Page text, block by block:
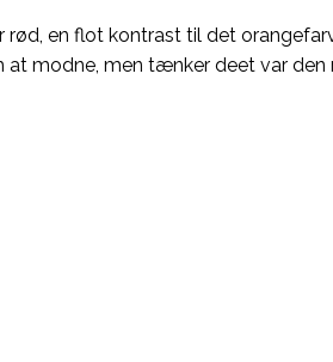
en flot kontrast til det
modne, men tænker deet var